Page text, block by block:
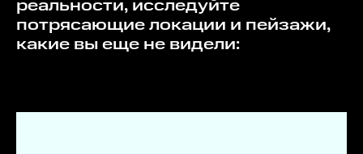
реальности, исследуйте
потрясающие локации и пейзажи,
какие вы еще не видели: